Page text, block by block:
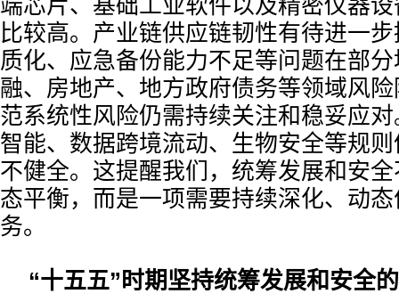
端芯片、基础工业软件以及精密仪器
比较高。产业链供应链韧性有待进一
质化、应急备份能力不足等问题在部
融、房地产、地方政府债务等领域风
范系统性风险仍需持续关注和稳妥应
智能、数据跨境流动、生物安全等规
不健全。这提醒我们，统筹发展和安
态平衡，而是一项需要持续深化、动
务。
“十五五”时期坚持统筹发展和安全